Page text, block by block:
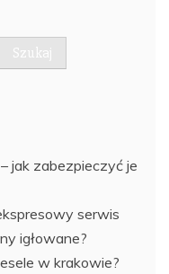
Szukaj
jak zabezpieczyć je
serwis
igłowane?
w krakowie?